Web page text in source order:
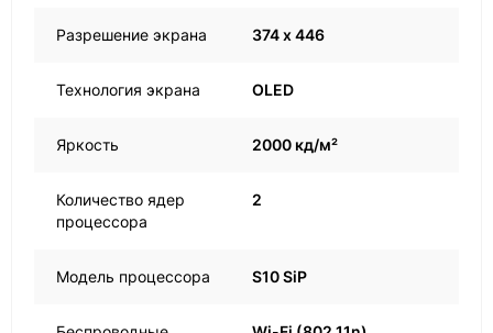
Разрешение экрана 374 х 446
Технология экрана OLED
Яркость 2000 кд/ м²
Количество ядер
процессора
2
Модель процессора S10 SiP